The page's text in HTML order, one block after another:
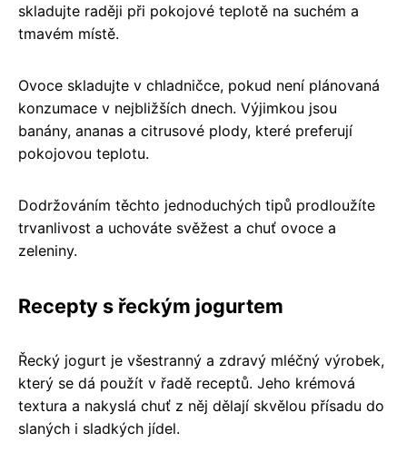
skladujte raději při pokojové teplotě na suchém a
tmavém místě.
Ovoce skladujte v chladničce, pokud není plánovaná
konzumace v nejbližších dnech. Výjimkou jsou
banány, ananas a citrusové plody, které preferují
pokojovou teplotu.
Dodržováním těchto jednoduchých tipů prodloužíte
trvanlivost a uchováte svěžest a chuť ovoce a
zeleniny.
Recepty s řeckým jogurtem
Řecký jogurt je všestranný a zdravý mléčný výrobek,
který se dá použít v řadě receptů. Jeho krémová
textura a nakyslá chuť z něj dělají skvělou přísadu do
slaných i sladkých jídel.